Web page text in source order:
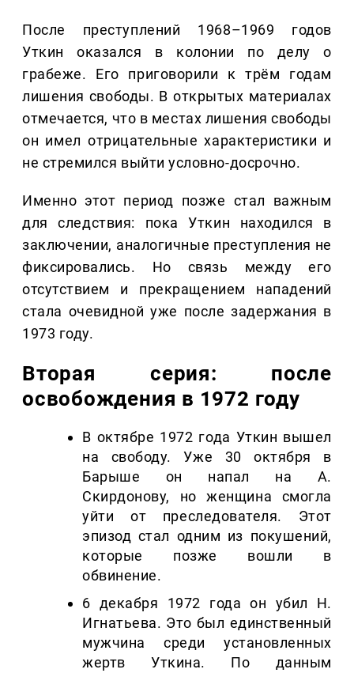
После преступлений 1968–1969 годов
Уткин оказался в колонии по делу о
грабеже. Его приговорили к трём годам
лишения свободы. В открытых материалах
отмечается, что в местах лишения свободы
он имел отрицательные характеристики и
не стремился выйти условно-досрочно.
Именно этот период позже стал важным
для следствия: пока Уткин находился в
заключении, аналогичные преступления не
фиксировались. Но связь между его
отсутствием и прекращением нападений
стала очевидной уже после задержания в
1973 году.
Вторая серия: после
освобождения в 1972 году
В октябре 1972 года Уткин вышел
на свободу. Уже 30 октября в
Барыше он напал на А.
Скирдонову, но женщина смогла
уйти от преследователя. Этот
эпизод стал одним из покушений,
которые позже вошли в
обвинение.
6 декабря 1972 года он убил Н.
Игнатьева. Это был единственный
мужчина среди установленных
жертв Уткина. По данным